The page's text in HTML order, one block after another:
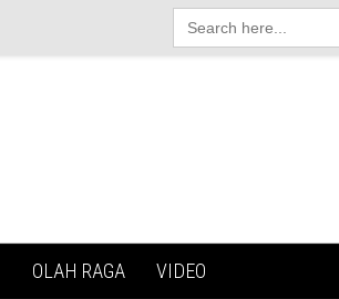
Search
for:
OLAH RAGA VIDEO